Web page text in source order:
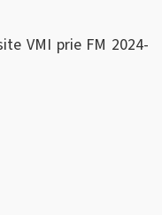
VMI prie FM 2024-